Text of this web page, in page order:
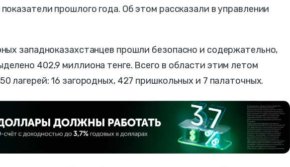
прошлого года. Об этом рассказали в управлении
западноказахстанцев прошли безопасно и содержательно,
402,9 миллиона тенге. Всего в области этим летом
лагерей: 16 загородных, 427 пришкольных и 7 палаточных.